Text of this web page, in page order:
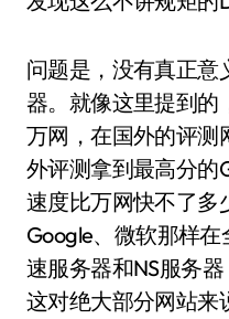
问题是，没有真正意
器。就像这里提到的
万网，在国外的评测
外评测拿到最高分的
速度比万网快不了多
Google、微软那样
速服务器和NS服务
这对绝大部分网站来